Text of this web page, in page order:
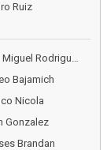
Ruiz
Luis Miguel Rodriguez
Bajamich
Nicola
Gonzalez
Brandan